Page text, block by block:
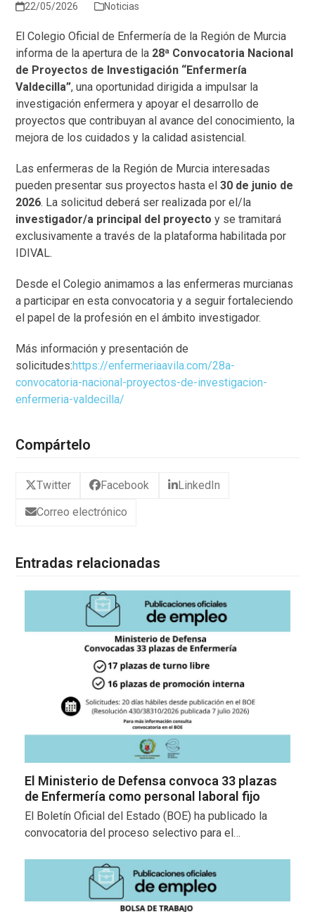
22/05/2026 Noticias
El Colegio Oficial de Enfermería de la Región de Murcia
informa de la apertura de la 28ª Convocatoria Nacional
de Proyectos de Investigación “Enfermería
Valdecilla”, una oportunidad dirigida a impulsar la
investigación enfermera y apoyar el desarrollo de
proyectos que contribuyan al avance del conocimiento, la
mejora de los cuidados y la calidad asistencial.
Las enfermeras de la Región de Murcia interesadas
pueden presentar sus proyectos hasta el30 de junio de
2026. La solicitud deberá ser realizada por el/la
investigador/a principal del proyecto y se tramitará
exclusivamente a través de la plataforma habilitada por
IDIVAL.
Desde el Colegio animamos a las enfermeras murcianas
a participar en esta convocatoria y a seguir fortaleciendo
el papel de la profesión en el ámbito investigador.
Más información y presentación de
solicitudes:https://enfermeriaavila.com/28a-
convocatoria-nacional-proyectos-de-investigacion-
enfermeria-valdecilla/
Compártelo
Twitter Facebook LinkedIn
Correo electrónico
Entradas relacionadas
El Ministerio de Defensa convoca 33 plazas
de Enfermería como personal laboral fijo
El Boletín Oficial del Estado (BOE) ha publicado la
convocatoria del proceso selectivo para el…